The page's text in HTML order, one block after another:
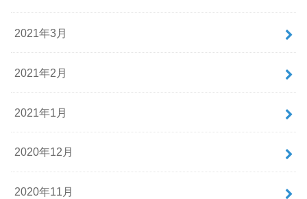
2021年3月
2021年2月
2021年1月
2020年12月
2020年11月